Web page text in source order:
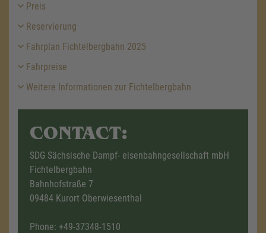
Preis
Reservierung
Fahrplan Fichtelbergbahn 2025
Fahrpreise
Weitere Informationen zur Fichtelbergbahn
CONTACT:
SDG Sächsische Dampf- eisenbahngesellschaft mbH
Fichtelbergbahn
Bahnhofstraße 7
09484 Kurort Oberwiesenthal
Phone: +49-37348-1510